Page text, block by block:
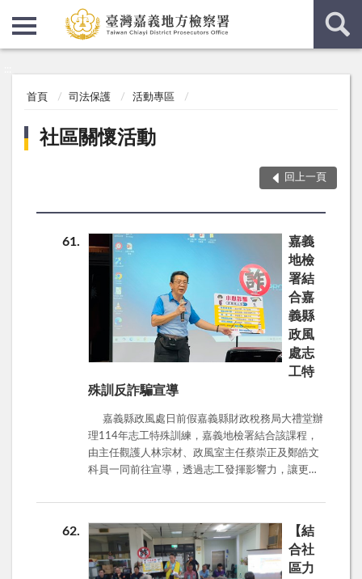
首頁 司法保護 活動專區
社區關懷活動
回上一頁
61
嘉義
地檢
署結
合嘉
義縣
政風
處志
工特
殊訓反詐騙宣導
嘉義縣政風處日前假嘉義縣財政稅務局大禮堂辦
理114年志工特殊訓練，嘉義地檢署結合該課程，
由主任觀護人林宗材、政風室主任蔡崇正及鄭皓文
科員一同前往宣導，透過志工發揮影響力，讓更多
話術解析 詐騙集團透過網路社群或交友軟體主動
認識被害人，並假借股票、虛擬通貨、期貨、外匯
及基金等名義，吸引民眾加入LINE投資群組，初期
會先讓民眾小額獲利，再以資金越多獲利越多說
詞，引誘民眾加入投資網站或下載APP並投入大量
62
【結
合社
區力